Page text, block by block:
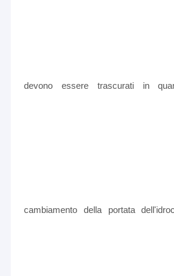
devono essere trascurati in
cambiamento della portata